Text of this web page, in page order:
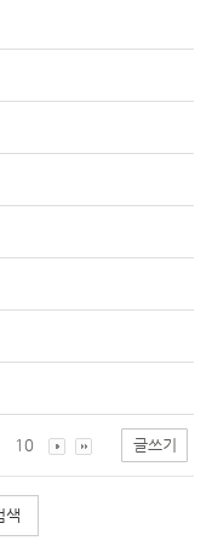
10 글쓰기